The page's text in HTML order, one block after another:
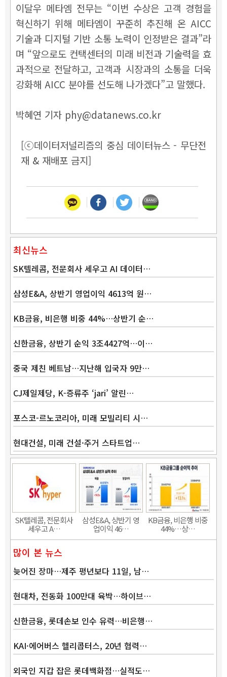
이달우 메타엠 전무는 “이번 수상은 고객 경험을
혁신하기 위해 메타엠이 꾸준히 추진해 온 AICC
기술과 디지털 기반 소통 노력이 인정받은 결과”라
며 “앞으로도 컨택센터의 미래 비전과 기술력을 효
과적으로 전달하고, 고객과 시장과의 소통을 더욱
강화해 AICC 분야를 선도해 나가겠다”고 말했다.
박혜연 기자 phy@datanews.co.kr
[ⓒ데이터저널리즘의 중심 데이터뉴스 - 무단전
재 & 재배포 금지]
최신뉴스
SK텔레콤, 전문회사 세우고 AI 데이터…
삼성E&A, 상반기 영업이익 4613억 원…
KB금융, 비은행 비중 44%…상반기 순…
신한금융, 상반기 순익 3조4427억…이…
중국 제친 베트남…지난해 입국자 9만…
CJ제일제당, K-증류주 ‘jari’ 알린…
포스코-르노코리아, 미래 모빌리티 시…
현대건설, 미래 건설·주거 스타트업…
SK텔레콤, 전문회사
세우고 A…
삼성E&A, 상반기 영
업이익 46…
KB금융, 비은행 비중
44%…상…
많이 본 뉴스
늦어진 장마…제주 평년보다 11일, 남…
현대차, 전동화 100만대 육박…하이브…
신한금융, 롯데손보 인수 유력…비은행…
KAI·에어버스 헬리콥터스, 20년 협력…
외국인 지갑 잡은 롯데백화점…실적도…